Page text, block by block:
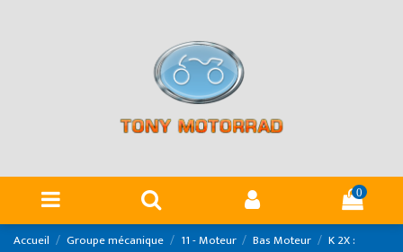
0
Accueil Groupe mécanique 11 - Moteur Bas Moteur
K 2X :